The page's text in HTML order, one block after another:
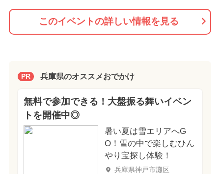
このイベントの詳しい情報を見る
PR 兵庫県のオススメおでかけ
無料で参加できる！大盤振る舞いイベン
トを開催中◎
暑い夏は雪エリアへG
O！雪の中で楽しむひん
やり宝探し体験！
兵庫県神戸市灘区